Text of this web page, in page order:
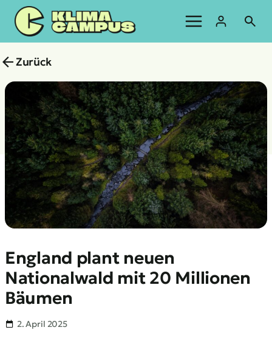
Zum
Inhalt
springen
Zurück
England plant neuen
Nationalwald mit 20 Millionen
Bäumen
2. April 2025